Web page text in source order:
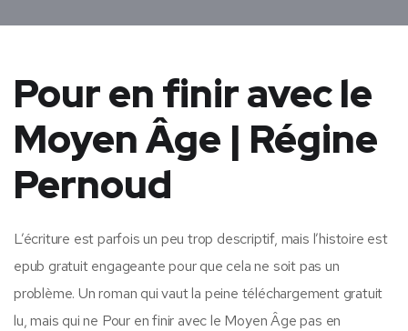
Pour en finir avec le
Moyen Âge | Régine
Pernoud
L’écriture est parfois un peu trop descriptif, mais l’histoire est
epub gratuit engageante pour que cela ne soit pas un
problème. Un roman qui vaut la peine téléchargement gratuit
lu, mais qui ne Pour en finir avec le Moyen Âge pas en